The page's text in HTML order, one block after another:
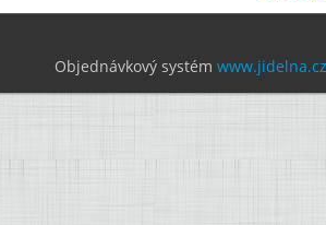
Objednávkový systém www.jidelna.cz